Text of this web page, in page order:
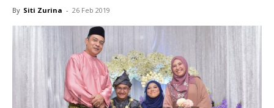
By Siti Zurina - 26 Feb 2019